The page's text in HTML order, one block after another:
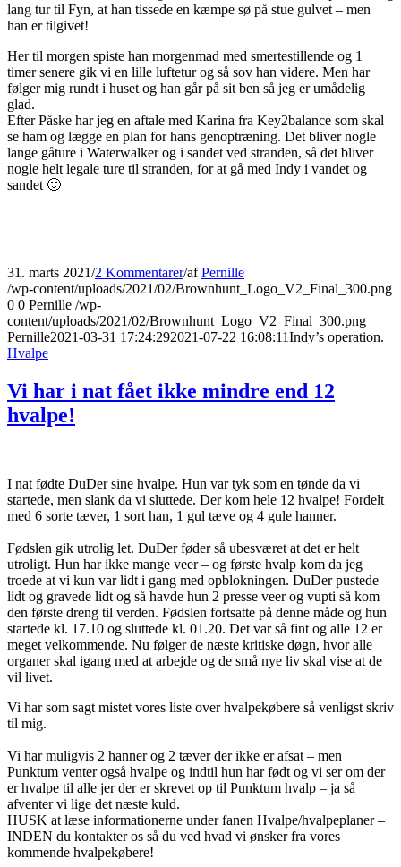
lang tur til Fyn, at han tissede en kæmpe sø på stue gulvet – men
han er tilgivet!
Her til morgen spiste han morgenmad med smertestillende og 1
timer senere gik vi en lille luftetur og så sov han videre. Men har
følger mig rundt i huset og han går på sit ben så jeg er umådelig
glad.
Efter Påske har jeg en aftale med Karina fra Key2balance som skal
se ham og lægge en plan for hans genoptræning. Det bliver nogle
lange gåture i Waterwalker og i sandet ved stranden, så det bliver
nogle helt legale ture til stranden, for at gå med Indy i vandet og
sandet 🙂
31. marts 2021/2 Kommentarer/afPernille
/wp-content/uploads/2021/02/Brownhunt_Logo_V2_Final_300.png
0 0 Pernille /wp-
content/uploads/2021/02/Brownhunt_Logo_V2_Final_300.png
Pernille2021-03-31 17:24:292021-07-22 16:08:11Indy’s operation.
Hvalpe
Vi har i nat fået ikke mindre end 12
hvalpe!
I nat fødte DuDer sine hvalpe. Hun var tyk som en tønde da vi
startede, men slank da vi sluttede. Der kom hele 12 hvalpe! Fordelt
med 6 sorte tæver, 1 sort han, 1 gul tæve og 4 gule hanner.
Fødslen gik utrolig let. DuDer føder så ubesværet at det er helt
utroligt. Hun har ikke mange veer – og første hvalp kom da jeg
troede at vi kun var lidt i gang med opblokningen. DuDer pustede
lidt og gravede lidt og så havde hun 2 presse veer og vupti så kom
den første dreng til verden. Fødslen fortsatte på denne måde og hun
startede kl. 17.10 og sluttede kl. 01.20. Det var så fint og alle 12 er
meget velkommende. Nu følger de næste kritiske døgn, hvor alle
organer skal igang med at arbejde og de små nye liv skal vise at de
vil livet.
Vi har som sagt mistet vores liste over hvalpekøbere så venligst skriv
til mig.
Vi har muligvis 2 hanner og 2 tæver der ikke er afsat – men
Punktum venter også hvalpe og indtil hun har født og vi ser om der
er hvalpe til alle jer der er skrevet op til Punktum hvalp – ja så
afventer vi lige det næste kuld.
HUSK at læse informationerne under fanen Hvalpe/hvalpeplaner –
INDEN du kontakter os så du ved hvad vi ønsker fra vores
kommende hvalpekøbere!